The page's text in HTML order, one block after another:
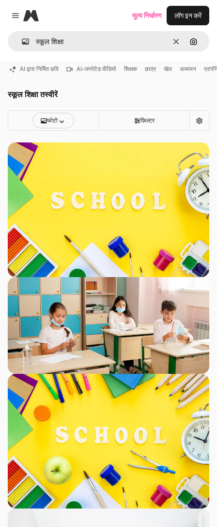
Close menu
Magnific
साफ़ इमेज से
मूल्य निर्धारण लॉग इन करें
AI द्वारा निर्मित छवि AI-जनरेटेड वीडियो शिक्षक छात्र खेल अध्ययन
स्कूल शिक्षा तस्वीरें
फोटो फ़िल्टर